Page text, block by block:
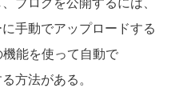
ブログを公開するには、
手動でアップロードする
能を使って自動で
方法がある。